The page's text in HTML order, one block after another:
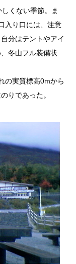
くない季節。ま
入り口には、注意
分はテントやアイ
冬山フル装備状
の実質標高0mから
りであった。